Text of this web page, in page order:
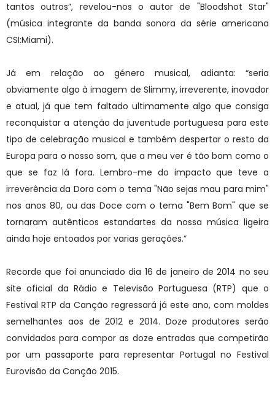
tantos outros”, revelou-nos o autor de "Bloodshot Star"
(música integrante da banda sonora da série americana
CSI:Miami).
Já em relação ao género musical, adianta: “seria
obviamente algo à imagem de Slimmy, irreverente, inovador
e atual, já que tem faltado ultimamente algo que consiga
reconquistar a atenção da juventude portuguesa para este
tipo de celebração musical e também despertar o resto da
Europa para o nosso som, que a meu ver é tão bom como o
que se faz lá fora. Lembro-me do impacto que teve a
irreverência da Dora com o tema "Não sejas mau para mim"
nos anos 80, ou das Doce com o tema "Bem Bom" que se
tornaram autênticos estandartes da nossa música ligeira
ainda hoje entoados por varias gerações.”
Recorde que foi anunciado dia 16 de janeiro de 2014 no seu
site oficial da Rádio e Televisão Portuguesa (RTP) que o
Festival RTP da Canção regressará já este ano, com moldes
semelhantes aos de 2012 e 2014. Doze produtores serão
convidados para compor as doze entradas que competirão
por um passaporte para representar Portugal no Festival
Eurovisão da Canção 2015.